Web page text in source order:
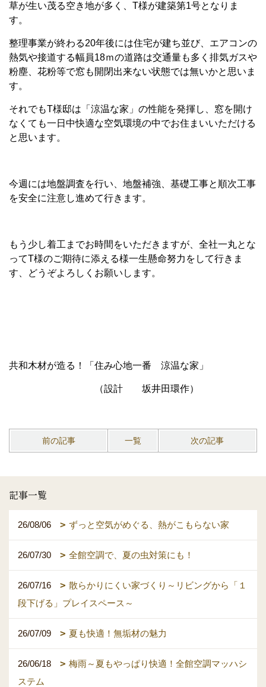
草が生い茂る空き地が多く、T様が建築第1号となりま
す。
整理事業が終わる20年後には住宅が建ち並び、エアコンの
熱気や接道する幅員18ｍの道路は交通量も多く排気ガスや
粉塵、花粉等で窓も開閉出来ない状態では無いかと思いま
す。
それでもT様邸は「涼温な家」の性能を発揮し、窓を開け
なくても一日中快適な空気環境の中でお住まいいただける
と思います。
今週には地盤調査を行い、地盤補強、基礎工事と順次工事
を安全に注意し進めて行きます。
もう少し着工までお時間をいただきますが、全社一丸とな
ってT様のご期待に添える様一生懸命努力をして行きま
す、どうぞよろしくお願いします。
共和木材が造る！「住み心地一番 涼温な家」
（設計 坂井田環作）
前の記事 一覧 次の記事
記事一覧
26/08/06 ずっと空気がめぐる、熱がこもらない家
26/07/30 全館空調で、夏の虫対策にも！
26/07/16
散らかりにくい家づくり～リビングから「１
段下げる」プレイスペース～
26/07/09 夏も快適！無垢材の魅力
26/06/18
梅雨～夏もやっぱり快適！全館空調マッハシ
ステム